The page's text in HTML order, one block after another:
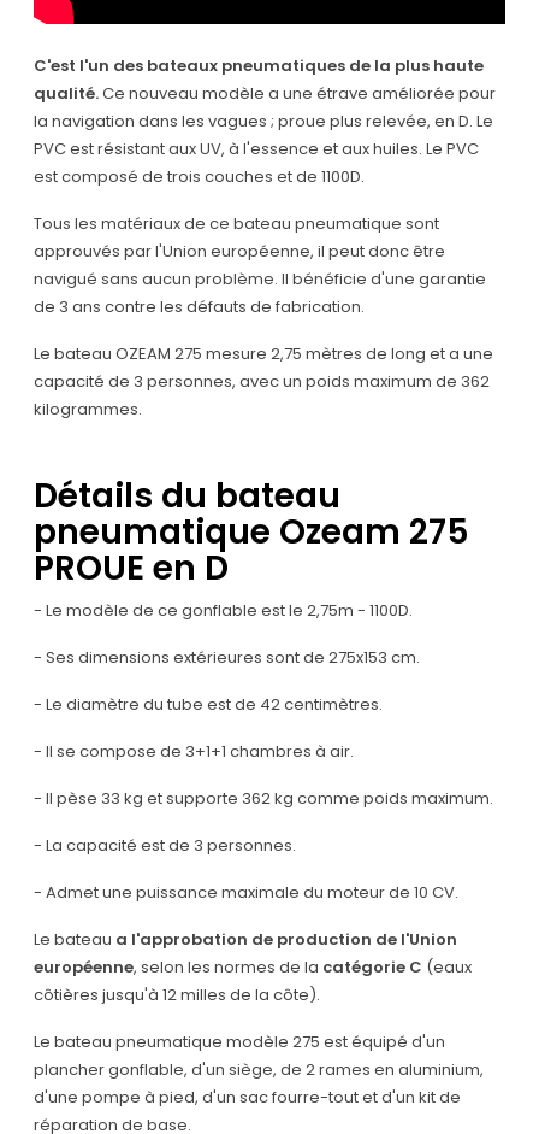
C'est l'un des bateaux pneumatiques de la plus haute
qualité.Ce nouveau modèle a une étrave améliorée pour
la navigation dans les vagues ; proue plus relevée, en D. Le
PVC est résistant aux UV, à l'essence et aux huiles. Le PVC
est composé de trois couches et de 1100D.
Tous les matériaux de ce bateau pneumatique sont
approuvés par l'Union européenne, il peut donc être
navigué sans aucun problème. Il bénéficie d'une garantie
de 3 ans contre les défauts de fabrication.
Le bateau OZEAM 275 mesure 2,75 mètres de long et a une
capacité de 3 personnes, avec un poids maximum de 362
kilogrammes.
Détails du bateau
pneumatique Ozeam 275
PROUE en D
- Le modèle de ce gonflable est le 2,75m - 1100D.
- Ses dimensions extérieures sont de 275x153 cm.
- Le diamètre du tube est de 42 centimètres.
- Il se compose de 3+1+1 chambres à air.
- Il pèse 33 kg et supporte 362 kg comme poids maximum.
- La capacité est de 3 personnes.
- Admet une puissance maximale du moteur de 10 CV.
Le bateau a l'approbation de production de l'Union
européenne, selon les normes de la catégorie C (eaux
côtières jusqu'à 12 milles de la côte).
Le bateau pneumatique modèle 275 est équipé d'un
plancher gonflable, d'un siège, de 2 rames en aluminium,
d'une pompe à pied, d'un sac fourre-tout et d'un kit de
réparation de base.